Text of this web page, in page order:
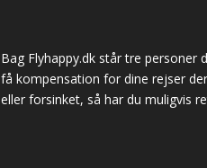
Bag Flyhappy.dk står tre
få kompensation for dine rejser
eller forsinket, så har du muligvis